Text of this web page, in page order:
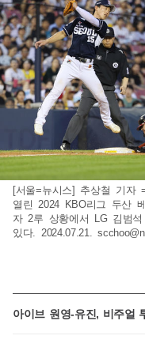
[서울=뉴시스] 추상철 기자
열린 2024 KBO리그 두산
자 2루 상황에서 LG 김범
있다. 2024.07.21.
아이브 원영-유진, 비주얼